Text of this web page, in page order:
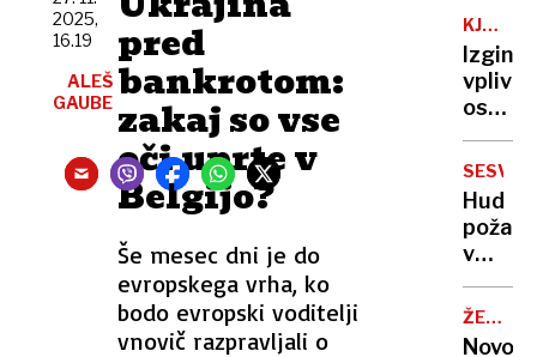
pred
bankrotom:
zakaj so vse
oči uprte v
Belgijo?
Še mesec dni je do
evropskega vrha, ko
bodo evropski voditelji
vnovič razpravljali o
2025,
16.19
ALEŠ
GAUBE
kaj
bo s
tistimi,
ki
nimajo
4000
evrov?
KJE
JE
bodo
predali
Hud
požar
v
bližini
meje
s
Novo